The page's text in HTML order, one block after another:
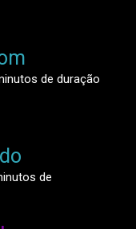
de duração
de